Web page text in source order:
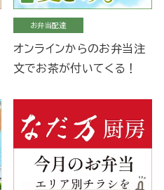
お弁当配達
オンラインからのお弁当注
文でお茶が付いてくる！